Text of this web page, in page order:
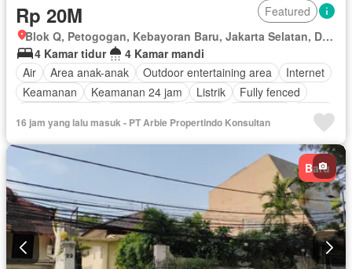
Rp 20M
Featured
Blok Q, Petogogan, Kebayoran Baru, Jakarta Selatan, Daerah Khusus Ibukota Jakarta
4 Kamar tidur
4 Kamar mandi
Air
Area anak-anak Outdoor entertaining area
Internet
Keamanan
Keamanan 24 jam Listrik
Fully fenced
Teras
Halaman
Wifi Sebagian perabotan
16 jam yang lalu masuk - PT Arbie Propertindo Konsultan
Baru